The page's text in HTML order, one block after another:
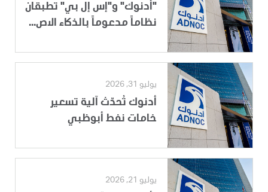
"أدنوك" و"إس إل بي" تطبقان
نظاماً مدعوماً بالذكاء الاص...
يوليو 31, 2026
أدنوك تُحدّث آلية تسعير
خامات نفط أبوظبي
يوليو 21, 2026